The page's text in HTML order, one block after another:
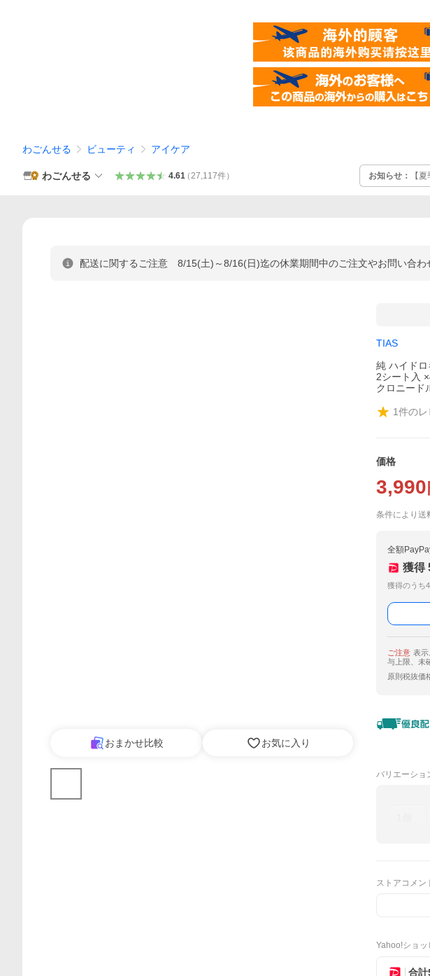
わごんせる ビューティ アイケア
わごんせる 4.61（27,117件） お知らせ：
【
頂いた商品の
配送に関するご注意 8/15(土)～8/16(日)迄の休業期間中のご注文やお問い合わ
おまかせ比較 お気に入り
TIAS
純 ハイド
2シート入
クロニード
1件のレ
価格
3,990
条件により送
全額
獲得
獲得のうち
ご注意 表示
与上限、未
原則税抜価
バリエーショ
ストアコメン
Yahoo!ショ
合計